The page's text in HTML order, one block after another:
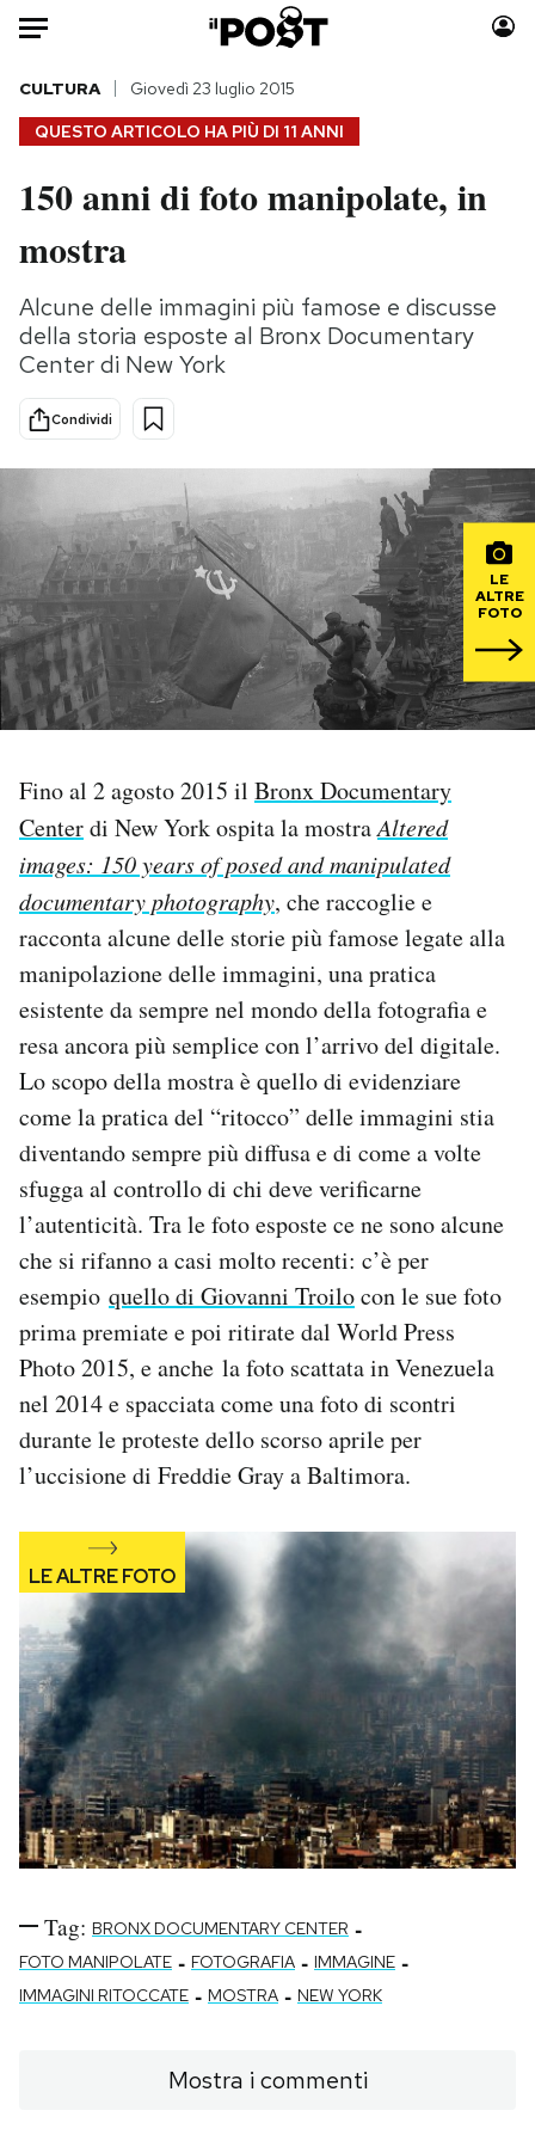
Auto
HOME
Italia
Politica
Tecnologia
Internet
Scienza
Cultura
Economia
Moda
Storie/Idee
Ok Boomer!
Mondiali calcio 2026
PODCAST
NEWSLETTER
SHOP
CALENDARIO
AREA PERSONALE
Area Personale
Newsletter
Notifiche mobile
Regala il Post
Hai bisogno di aiuto?
Esci
QUESTO ARTICOLO HA PIÙ DI 11 ANNI
CULTURA Giovedì 23 luglio 2015
150 anni di foto manipolate, in
mostra
Alcune delle immagini più famose e discusse
della storia esposte al Bronx Documentary
Center di New York
Condividi
LE
ALTRE
FOTO
Fino al 2 agosto 2015 il Bronx Documentary
Centerdi New York ospita la mostraAltered
images: 150 years of posed and manipulated
documentary photography, che raccoglie e
racconta alcune delle storie più famose legate alla
manipolazione delle immagini, una pratica
esistente da sempre nel mondo della fotografia e
resa ancora più semplice con l’arrivo del digitale.
Lo scopo della mostra è quello di evidenziare
come la pratica del “ritocco” delle immagini stia
diventando sempre più diffusa e di come a volte
sfugga al controllo di chi deve verificarne
l’autenticità. Tra le foto esposte ce ne sono alcune
che si rifanno a casi molto recenti: c’è per
esempio quello di Giovanni Troilocon le sue foto
prima premiate e poi ritirate dal World Press
Photo 2015, e anche la foto scattata in Venezuela
nel 2014 e spacciata come una foto di scontri
durante le proteste dello scorso aprile per
l’uccisione di Freddie Gray a Baltimora.
Tag: BRONX DOCUMENTARY CENTER -
FOTO MANIPOLATE - FOTOGRAFIA - IMMAGINE -
IMMAGINI RITOCCATE - MOSTRA - NEW YORK
Mostra i commenti